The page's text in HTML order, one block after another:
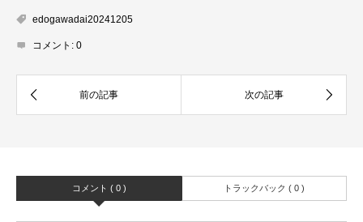
edogawadai20241205
コメント: 0
コメント ( 0 ) トラックバック ( 0 )